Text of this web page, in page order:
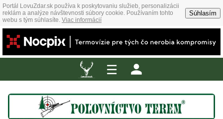
Portál LovuZdar.sk používa k poskytovaniu služieb, personalizácii
reklám a analýze návštevnosti súbory cookie. Používaním tohto
webu s tým súhlasíte. Viac informácií
Súhlasím
☰